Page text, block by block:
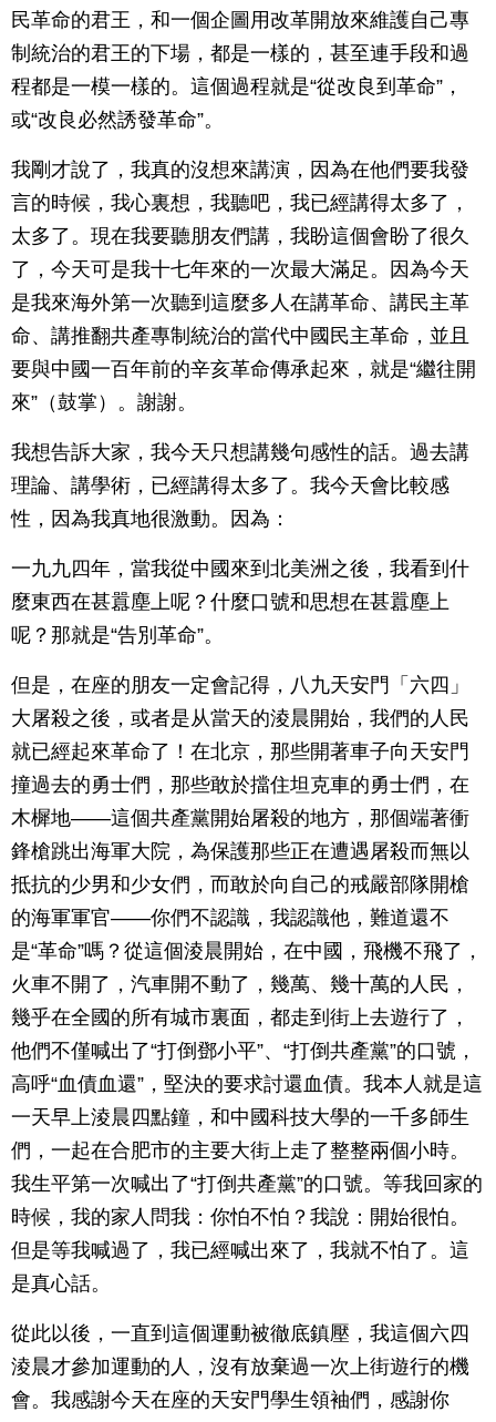
民革命的君王，和一個企圖用改革開放來維護自己專
制統治的君王的下場，都是一樣的，甚至連手段和過
程都是一模一樣的。這個過程就是“從改良到革命”，
或“改良必然誘發革命”。
我剛才說了，我真的沒想來講演，因為在他們要我發
言的時候，我心裏想，我聽吧，我已經講得太多了，
太多了。現在我要聽朋友們講，我盼這個會盼了很久
了，今天可是我十七年來的一次最大滿足。因為今天
是我來海外第一次聽到這麼多人在講革命、講民主革
命、講推翻共產專制統治的當代中國民主革命，並且
要與中國一百年前的辛亥革命傳承起來，就是“繼往開
來”（鼓掌）。謝謝。
我想告訴大家，我今天只想講幾句感性的話。過去講
理論、講學術，已經講得太多了。我今天會比較感
性，因為我真地很激動。因為：
一九九四年，當我從中國來到北美洲之後，我看到什
麼東西在甚囂塵上呢？什麼口號和思想在甚囂塵上
呢？那就是“告別革命”。
但是，在座的朋友一定會記得，八九天安門「六四」
大屠殺之後，或者是从當天的淩晨開始，我們的人民
就已經起來革命了！在北京，那些開著車子向天安門
撞過去的勇士們，那些敢於擋住坦克車的勇士們，在
木樨地——這個共產黨開始屠殺的地方，那個端著衝
鋒槍跳出海軍大院，為保護那些正在遭遇屠殺而無以
抵抗的少男和少女們，而敢於向自己的戒嚴部隊開槍
的海軍軍官——你們不認識，我認識他，難道還不
是“革命”嗎？從這個淩晨開始，在中國，飛機不飛了，
火車不開了，汽車開不動了，幾萬、幾十萬的人民，
幾乎在全國的所有城市裏面，都走到街上去遊行了，
他們不僅喊出了“打倒鄧小平”、“打倒共產黨”的口號，
高呼“血債血還”，堅決的要求討還血債。我本人就是這
一天早上淩晨四點鐘，和中國科技大學的一千多師生
們，一起在合肥市的主要大街上走了整整兩個小時。
我生平第一次喊出了“打倒共產黨”的口號。等我回家的
時候，我的家人問我：你怕不怕？我說：開始很怕。
但是等我喊過了，我已經喊出來了，我就不怕了。這
是真心話。
從此以後，一直到這個運動被徹底鎮壓，我這個六四
淩晨才參加運動的人，沒有放棄過一次上街遊行的機
會。我感謝今天在座的天安門學生領袖們，感謝你